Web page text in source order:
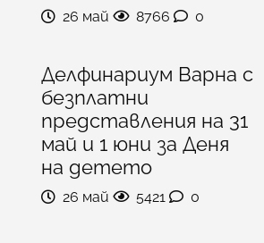
26 май 8766 0
Делфинариум Варна с
безплатни
представления на 31
май и 1 юни за Деня
на детето
26 май 5421 0